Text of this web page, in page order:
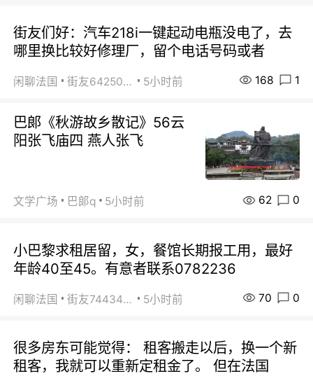
街友们好：汽车218i一键起动电瓶没电了，去
哪里换比较好修理厂，留个电话号码或者
闲聊法国 街友64250024 5小时前 168 1
巴郞《秋游故乡散记》56云
阳张飞庙四 燕人张飞
文学广场 巴郞q 5小时前 62 0
小巴黎求租居留，女，餐馆长期报工用，最好
年龄40至45。有意者联系0782236
闲聊法国 街友74434350 5小时前 70 0
很多房东可能觉得： 租客搬走以后，换一个新
租客，我就可以重新定租金了。 但在法国